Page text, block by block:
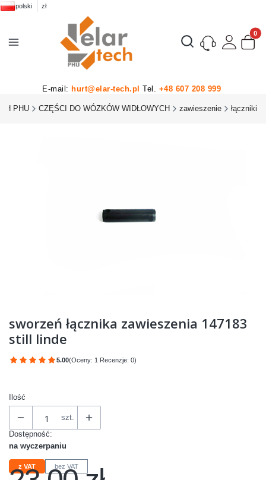
polski zł
Otwórz wyszukiwarkę
E-mail: hurt@elar-tech.pl Tel. +48 607 208 999
PHU CZĘŚCI DO WÓZKÓW WIDŁOWYCH zawieszenie łączniki
sworzeń łącznika zawieszenia 147183
still linde
5.00(Oceny: 1 Recenzje: 0)
Przejdź do sekcji Opinie
Ilość
szt.
Dostępność:
na wyczerpaniu
z VAT bez VAT